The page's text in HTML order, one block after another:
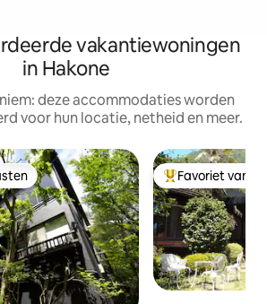
vakantiewoningen
in Hakone
deze accommodaties worden
voor hun locatie, netheid en meer.
Topfavoriet van
Favoriet van